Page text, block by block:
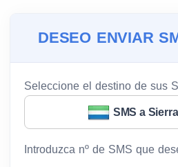
DESEO ENVIAR
Seleccione el destino de sus
SMS a
Introduzca nº de SMS que